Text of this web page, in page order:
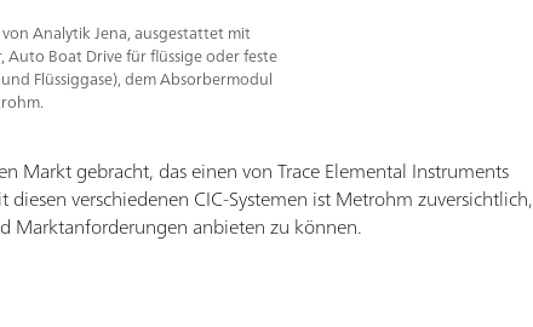
Analytik Jena, ausgestattet mit
Boat Drive für flüssige oder feste
Flüssiggase), dem Absorbermodul
Markt gebracht, das einen von Trace Elemental Instruments
diesen verschiedenen CIC-Systemen ist Metrohm zuversichtlich,
Marktanforderungen anbieten zu können.